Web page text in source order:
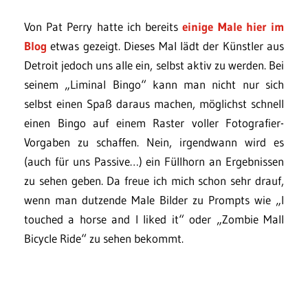
Von Pat Perry hatte ich bereitseinige Male hier im
Blog etwas gezeigt. Dieses Mal lädt der Künstler aus
Detroit jedoch uns alle ein, selbst aktiv zu werden. Bei
seinem „Liminal Bingo“ kann man nicht nur sich
selbst einen Spaß daraus machen, möglichst schnell
einen Bingo auf einem Raster voller Fotografier-
Vorgaben zu schaffen. Nein, irgendwann wird es
(auch für uns Passive…) ein Füllhorn an Ergebnissen
zu sehen geben. Da freue ich mich schon sehr drauf,
wenn man dutzende Male Bilder zu Prompts wie „I
touched a horse and I liked it“ oder „Zombie Mall
Bicycle Ride“ zu sehen bekommt.